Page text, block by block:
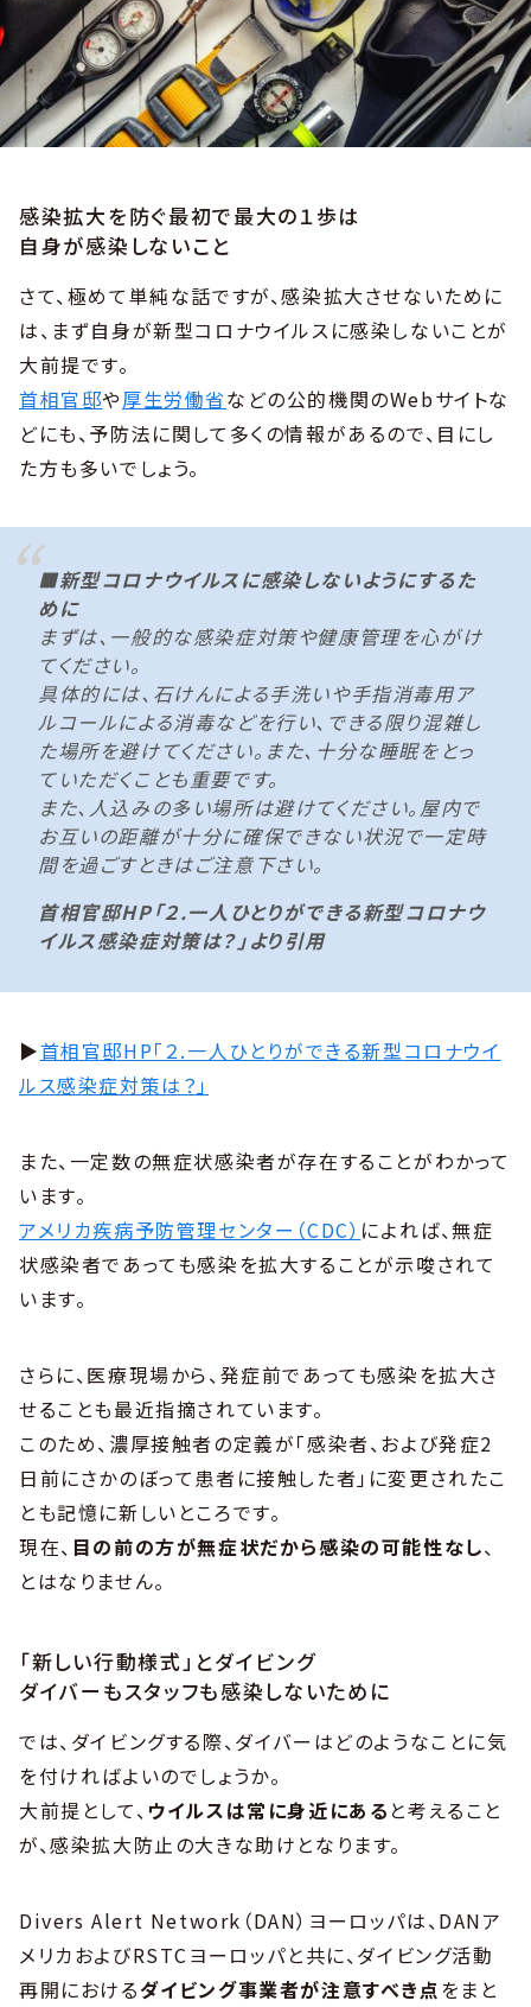
感染拡大を防ぐ最初で最大の１歩は
自身が感染しないこと
さて、極めて単純な話ですが、感染拡大させないために
は、まず自身が新型コロナウイルスに感染しないことが
大前提です。
首相官邸や厚生労働省などの公的機関のWebサイトな
どにも、予防法に関して多くの情報があるので、目にし
た方も多いでしょう。
■新型コロナウイルスに感染しないようにするた
めに
まずは、一般的な感染症対策や健康管理を心がけ
てください。
具体的には、石けんによる手洗いや手指消毒用ア
ルコールによる消毒などを行い、できる限り混雑し
た場所を避けてください。また、十分な睡眠をとっ
ていただくことも重要です。
また、人込みの多い場所は避けてください。屋内で
お互いの距離が十分に確保できない状況で一定時
間を過ごすときはご注意下さい。
首相官邸HP「２.一人ひとりができる新型コロナウ
イルス感染症対策は？」より引用
▶首相官邸HP「２.一人ひとりができる新型コロナウイ
ルス感染症対策は？」
また、一定数の無症状感染者が存在することがわかって
います。
アメリカ疾病予防管理センター（CDC） によれば、無症
状感染者であっても感染を拡大することが示唆されて
います。
さらに、医療現場から、発症前であっても感染を拡大さ
せることも最近指摘されています。
このため、濃厚接触者の定義が「感染者、および発症2
日前にさかのぼって患者に接触した者」に変更されたこ
とも記憶に新しいところです。
現在、 目の前の方が無症状だから感染の可能性なし、
とはなりません。
「新しい行動様式」とダイビング
ダイバーもスタッフも感染しないために
では、ダイビングする際、ダイバーはどのようなことに気
を付ければよいのでしょうか。
大前提として、 ウイルスは常に身近にある と考えること
が、感染拡大防止の大きな助けとなります。
Divers Alert Network（DAN）ヨーロッパは、DANア
メリカおよびRSTCヨーロッパと共に、ダイビング活動
再開におけるダイビング事業者が注意すべき点 をまと